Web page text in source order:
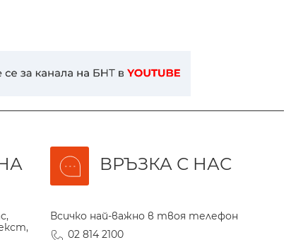
ВРЪЗКА С НАС
Всичко най-важно в твоя телефон
02 814 2100